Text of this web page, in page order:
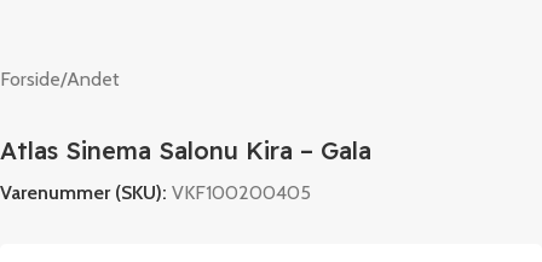
Forside/Andet
Atlas Sinema Salonu Kira – Gala
Varenummer (SKU): VKF100200405